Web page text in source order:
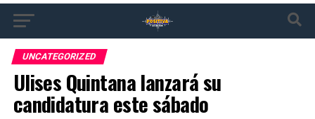
UNCATEGORIZED
Ulises Quintana lanzará su
candidatura este sábado